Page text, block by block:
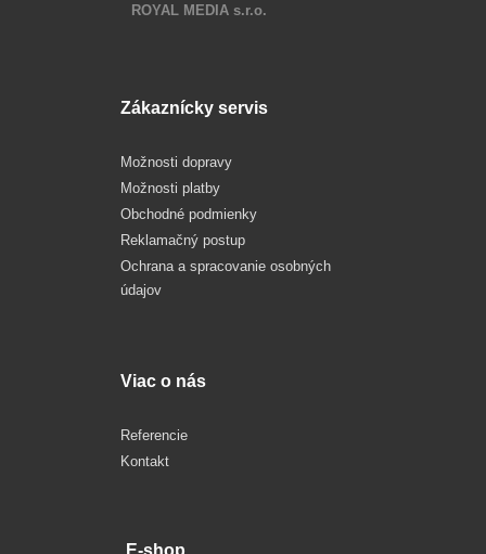
ROYAL MEDIA s.r.o.
Zákaznícky servis
Možnosti dopravy
Možnosti platby
Obchodné podmienky
Reklamačný postup
Ochrana a spracovanie osobných
údajov
Viac o nás
Referencie
Kontakt
E-shop